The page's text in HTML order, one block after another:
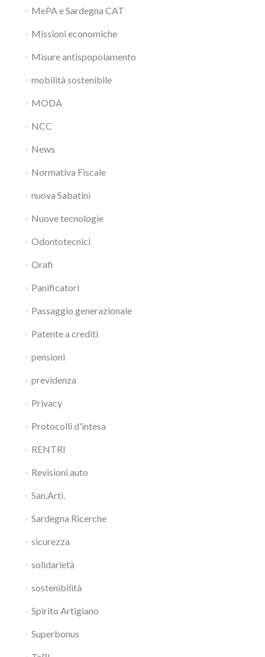
MePA e Sardegna CAT
Missioni economiche
Misure antispopolamento
mobilità sostenibile
MODA
NCC
News
Normativa Fiscale
nuova Sabatini
Nuove tecnologie
Odontotecnici
Orafi
Panificatori
Passaggio generazionale
Patente a crediti
pensioni
previdenza
Privacy
Protocolli d'intesa
RENTRI
Revisioni auto
San.Arti.
Sardegna Ricerche
sicurezza
solidarietà
sostenibilità
Spirito Artigiano
Superbonus